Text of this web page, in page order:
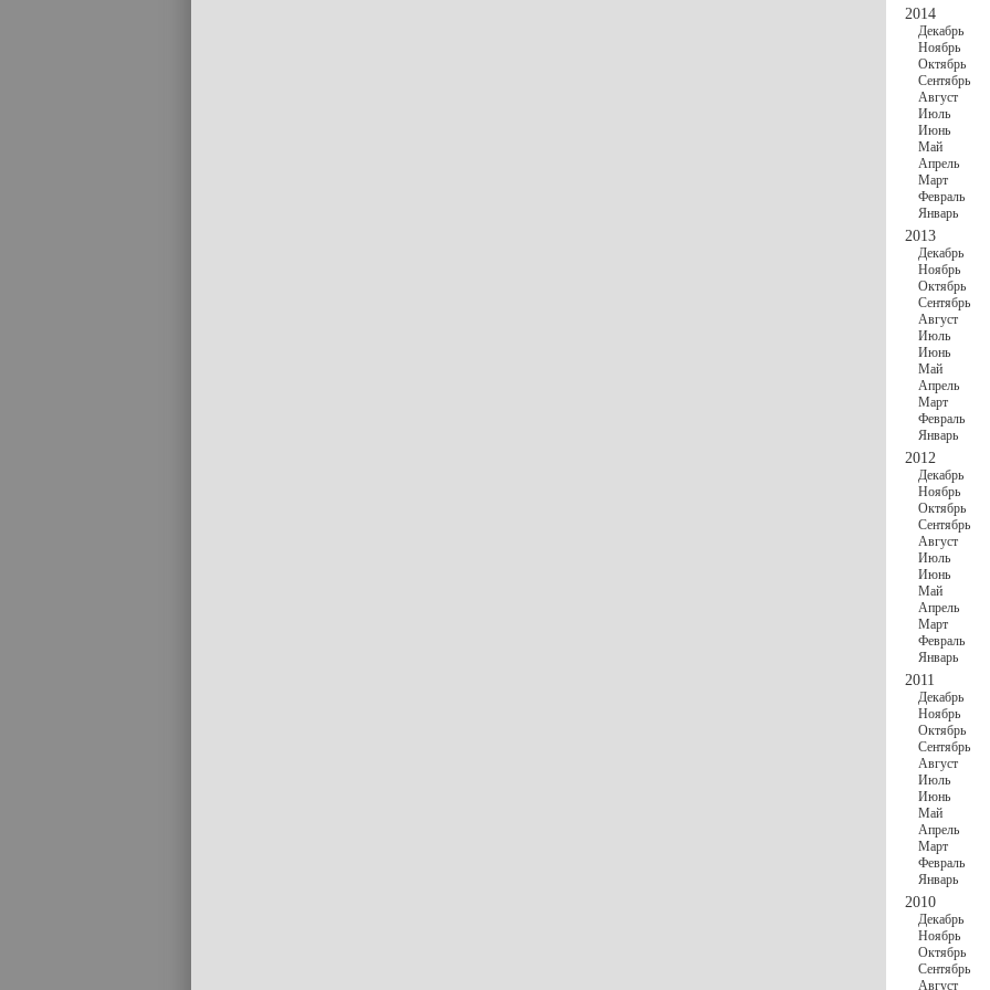
2014
Декабрь
Ноябрь
Октябрь
Сентябрь
Август
Июль
Июнь
Май
Апрель
Март
Февраль
Январь
2013
Декабрь
Ноябрь
Октябрь
Сентябрь
Август
Июль
Июнь
Май
Апрель
Март
Февраль
Январь
2012
Декабрь
Ноябрь
Октябрь
Сентябрь
Август
Июль
Июнь
Май
Апрель
Март
Февраль
Январь
2011
Декабрь
Ноябрь
Октябрь
Сентябрь
Август
Июль
Июнь
Май
Апрель
Март
Февраль
Январь
2010
Декабрь
Ноябрь
Октябрь
Сентябрь
Август